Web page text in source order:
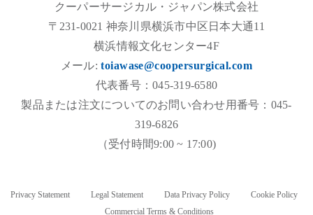
クーパーサージカル・ジャパン株式会社
〒231-0021 神奈川県横浜市中区日本大通11
横浜情報文化センター4F
メール:toiawase@coopersurgical.com
代表番号：045-319-6580
製品または注文についてのお問い合わせ用番号：045-
319-6826
（受付時間9:00 ~ 17:00)
Privacy Statement Legal Statement Data Privacy Policy
Cookie Policy
Commercial Terms & Conditions